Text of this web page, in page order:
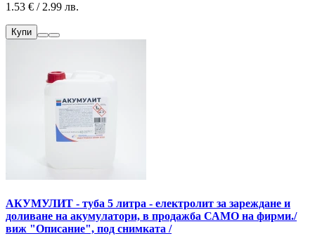
1.53 € / 2.99 лв.
Купи
АКУМУЛИТ - туба 5 литра - eлектролит за зареждане и
доливане на акумулатори, в продажба САМО на фирми./
виж "Описание", под снимката /